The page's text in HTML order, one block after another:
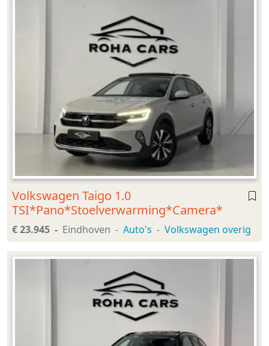
Volkswagen Taigo 1.0
TSI*Pano*Stoelverwarming*Camera*
€ 23.945 Eindhoven Auto's Volkswagen overig